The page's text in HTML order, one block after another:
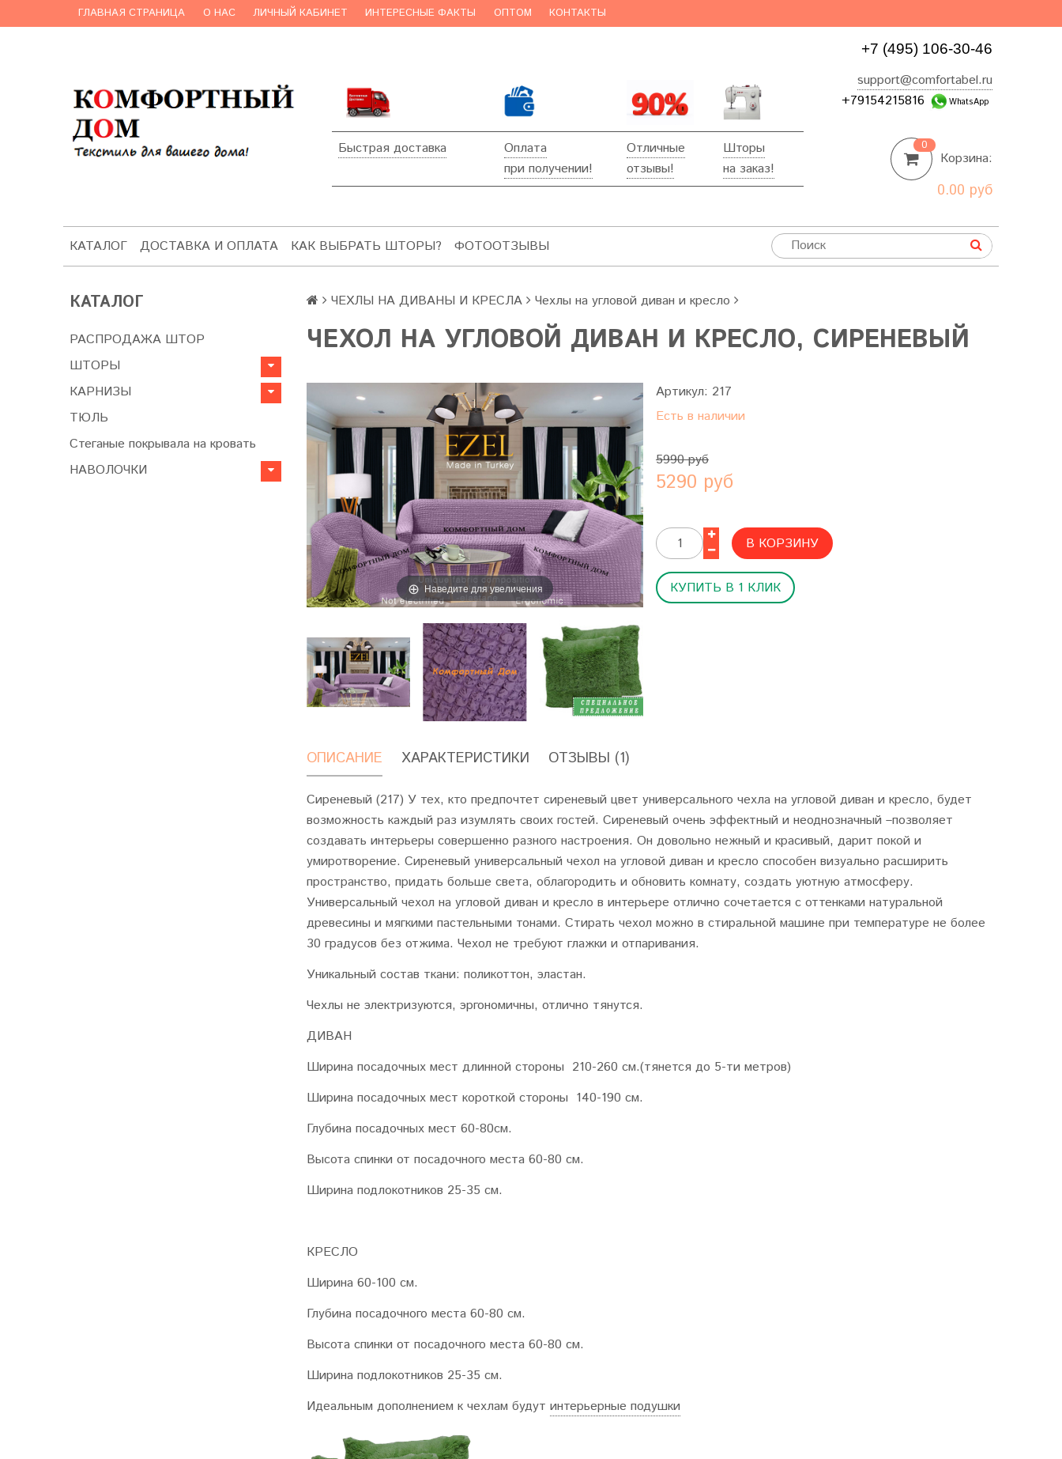
ГЛАВНАЯ СТРАНИЦА О НАС ЛИЧНЫЙ КАБИНЕТ ИНТЕРЕСНЫЕ ФАКТЫ ОПТОМ КОНТАКТЫ
Быстрая доставка
Оплата
при получении!
Отличные
отзывы!
Шторы
на заказ!
+7 (495) 106-30-46
support@comfortabel.ru
+79154215816
WhatsApp
0
Корзина:
0.00 руб
КАТАЛОГ ДОСТАВКА И ОПЛАТА КАК ВЫБРАТЬ ШТОРЫ? ФОТООТЗЫВЫ
КАТАЛОГ
РАСПРОДАЖА ШТОР
ШТОРЫ
КАРНИЗЫ
ТЮЛЬ
Стеганые покрывала на кровать
НАВОЛОЧКИ
ЧЕХЛЫ НА ДИВАНЫ И КРЕСЛА Чехлы на угловой диван и кресло
ЧЕХОЛ НА УГЛОВОЙ ДИВАН И КРЕСЛО, СИРЕНЕВЫЙ
Наведите для увеличения
Артикул: 217
Есть в наличии
5990 руб
5290 руб
В КОРЗИНУ
КУПИТЬ В 1 КЛИК
ОПИСАНИЕ ХАРАКТЕРИСТИКИ ОТЗЫВЫ (1)
Сиреневый (217) У тех, кто предпочтет сиреневый цвет универсального чехла на угловой диван и кресло, будет
возможность каждый раз изумлять своих гостей. Сиреневый очень эффектный и неоднозначный –позволяет
создавать интерьеры совершенно разного настроения. Он довольно нежный и красивый, дарит покой и
умиротворение. Сиреневый универсальный чехол на угловой диван и кресло способен визуально расширить
пространство, придать больше света, облагородить и обновить комнату, создать уютную атмосферу.
Универсальный чехол на угловой диван и кресло в интерьере отлично сочетается с оттенками натуральной
древесины и мягкими пастельными тонами. Стирать чехол можно в стиральной машине при температуре не более
30 градусов без отжима. Чехол не требуют глажки и отпаривания.
Уникальный состав ткани: поликоттон, эластан.
Чехлы не электризуются, эргономичны, отлично тянутся.
ДИВАН
Ширина посадочных мест длинной стороны 210-260 см.(тянется до 5-ти метров)
Ширина посадочных мест короткой стороны 140-190 см.
Глубина посадочных мест 60-80см.
Высота спинки от посадочного места 60-80 см.
Ширина подлокотников 25-35 см.
КРЕСЛО
Ширина 60-100 см.
Глубина посадочного места 60-80 см.
Высота спинки от посадочного места 60-80 см.
Ширина подлокотников 25-35 см.
Идеальным дополнением к чехлам будут интерьерные подушки